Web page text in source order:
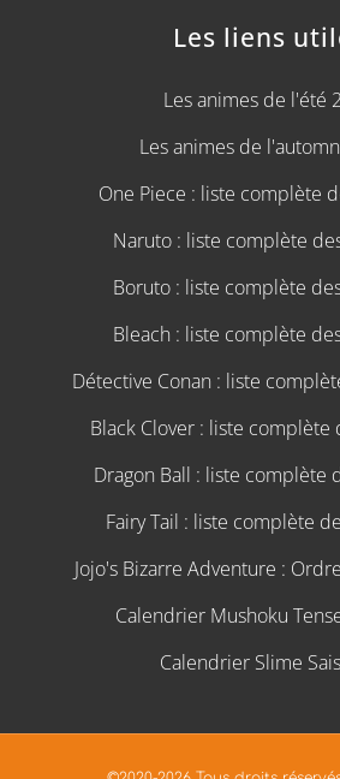
Les liens
Les animes de l'été
Les animes de
One Piece : liste complète
Naruto : liste complète
Boruto : liste complète
Bleach : liste complète
Détective Conan : liste
Black Clover : liste complète
Dragon Ball : liste complète
Fairy Tail : liste complète
Jojo's Bizarre Adventure :
Calendrier Mushoku
Calendrier Slime